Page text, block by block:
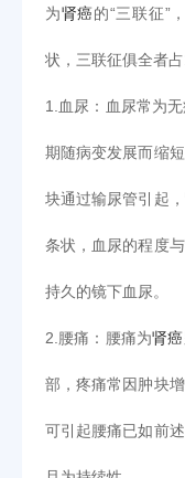
为肾癌的“三联征”
状，三联征俱全者
1.血尿：血尿常为
期随病变发展而缩短
块通过输尿管引起，
条状，血尿的程度与
持久的镜下血尿。
2.腰痛：腰痛为肾癌
部，疼痛常因肿块
可引起腰痛已如前